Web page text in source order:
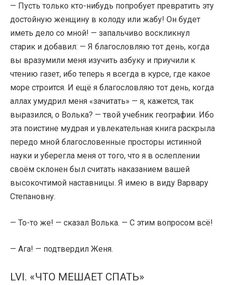
— Пусть только кто-нибудь попробует превратить эту
достойную женщину в колоду или жабу! Он будет
иметь дело со мной! — запальчиво воскликнул
старик и добавил: — Я благословляю тот день, когда
вы вразумили меня изучить азбуку и приучили к
чтению газет, ибо теперь я всегда в курсе, где какое
море строится. И ещё я благословляю тот день, когда
аллах умудрил меня «зачитать» — я, кажется, так
выразился, о Волька? — твой учебник географии. Ибо
эта поистине мудрая и увлекательная книга раскрыла
передо мной благословенные просторы истинной
науки и уберегла меня от того, что я в ослеплении
своём склонен был считать наказанием вашей
высокочтимой наставницы. Я имею в виду Варвару
Степановну.
— То-то же! — сказал Волька. — С этим вопросом всё!
— Ага! — подтвердил Женя.
LVI. «ЧТО МЕШАЕТ СПАТЬ»